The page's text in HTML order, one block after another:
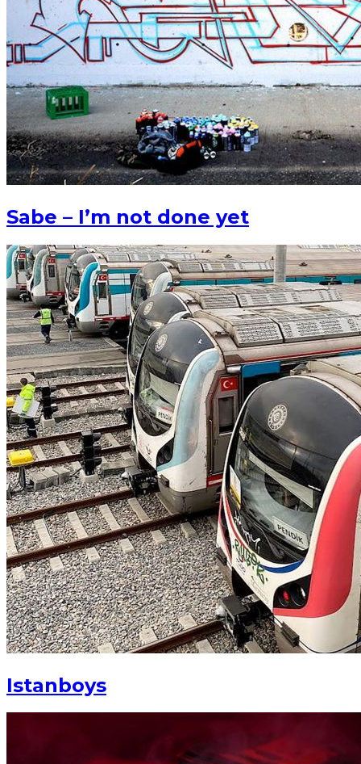
Sabe – I’m not done yet
Istanboys